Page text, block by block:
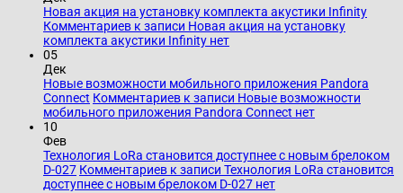
Новая акция на установку комплекта акустики Infinity
Комментариев к записи Новая акция на установку
комплекта акустики Infinity нет
05
Дек
Новые возможности мобильного приложения Pandora
Connect Комментариев к записи Новые возможности
мобильного приложения Pandora Connect нет
10
Фев
Технология LoRa становится доступнее с новым брелоком
D-027 Комментариев к записи Технология LoRa становится
доступнее с новым брелоком D-027 нет